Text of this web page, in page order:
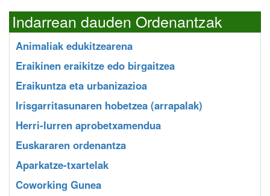
Indarrean dauden Ordenantzak
Animaliak edukitzearena
Eraikinen eraikitze edo birgaitzea
Eraikuntza eta urbanizazioa
Irisgarritasunaren hobetzea (arrapalak)
Herri-lurren aprobetxamendua
Euskararen ordenantza
Aparkatze-txartelak
Coworking Gunea